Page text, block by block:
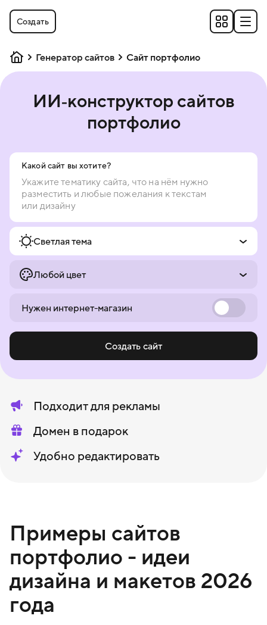
Создать
Генератор сайтов Сайт портфолио
ИИ‑конструктор сайтов
портфолио
Какой сайт вы хотите?
Светлая тема
Любой цвет
Нужен интернет-магазин
Создать сайт
Подходит для рекламы
Домен в подарок
Удобно редактировать
Примеры сайтов
портфолио - идеи
дизайна и макетов 2026
года